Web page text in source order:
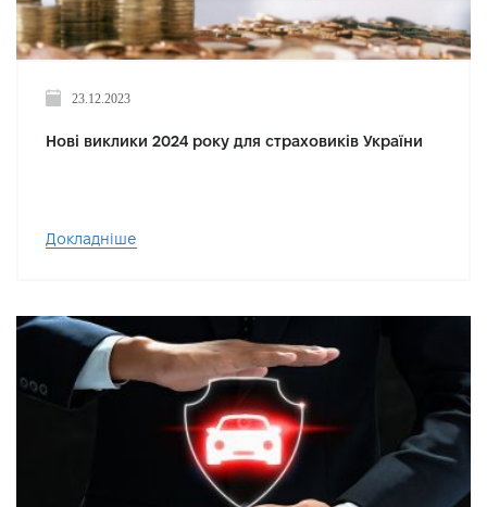
23.12.2023
Нові виклики 2024 року для страховиків України
Докладніше